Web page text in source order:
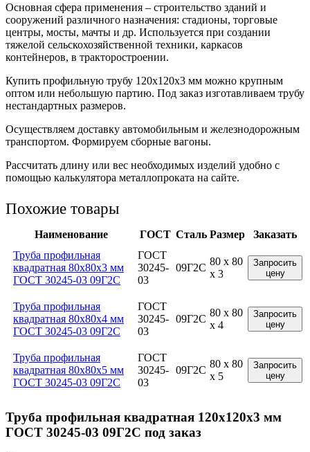
Основная сфера применения – строительство зданий и
сооружений различного назначения: стадионы, торговые
центры, мосты, мачты и др. Используется при создании
тяжелой сельскохозяйственной техники, каркасов
контейнеров, в тракторостроении.
Купить профильную трубу 120х120х3 мм можно крупным
оптом или небольшую партию. Под заказ изготавливаем трубу
нестандартных размеров.
Осуществляем доставку автомобильным и железнодорожным
транспортом. Формируем сборные вагоны.
Рассчитать длину или вес необходимых изделий удобно с
помощью калькулятора металлопроката на сайте.
Похожие товары
Наименование ГОСТ Сталь Размер
Заказать
Труба профильная
квадратная 80x80x3 мм
ГОСТ 30245-03 09Г2С
ГОСТ
30245-
03
09Г2С
80 x 80
x 3
Запросить
цену
Труба профильная
квадратная 80x80x4 мм
ГОСТ 30245-03 09Г2С
ГОСТ
30245-
03
09Г2С
80 x 80
x 4
Запросить
цену
Труба профильная
квадратная 80x80x5 мм
ГОСТ 30245-03 09Г2С
ГОСТ
30245-
03
09Г2С
80 x 80
x 5
Запросить
цену
Труба профильная квадратная 120x120x3 мм
ГОСТ 30245-03 09Г2С под заказ